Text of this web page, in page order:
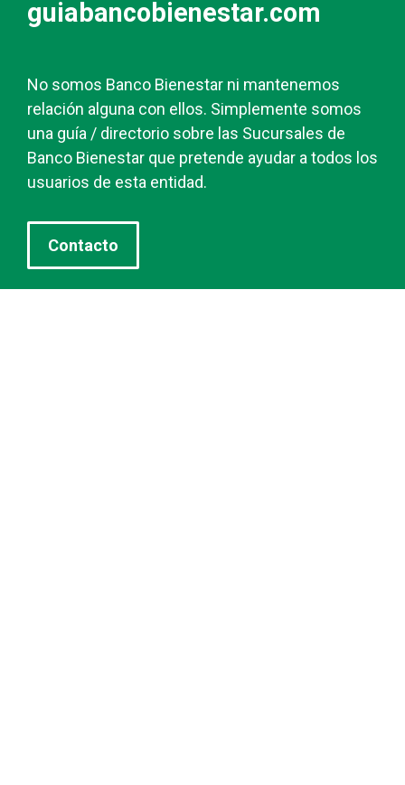
guiabancobienestar.com
No somos Banco Bienestar ni mantenemos
relación alguna con ellos. Simplemente somos
una guía / directorio sobre las Sucursales de
Banco Bienestar que pretende ayudar a todos los
usuarios de esta entidad.
Contacto